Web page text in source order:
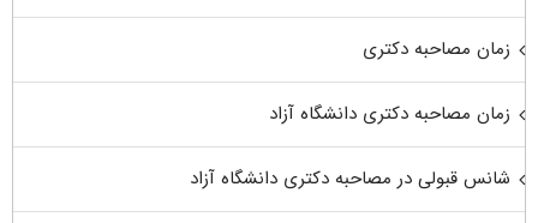
زمان مصاحبه دکتری
زمان مصاحبه دکتری دانشگاه آزاد
شانس قبولی در مصاحبه دکتری دانشگاه آزاد